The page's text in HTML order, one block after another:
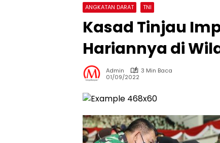
ANGKATAN DARAT TNI
Kasad Tinjau
Hariannya di
Admin
3 Min Baca
01/09/2022